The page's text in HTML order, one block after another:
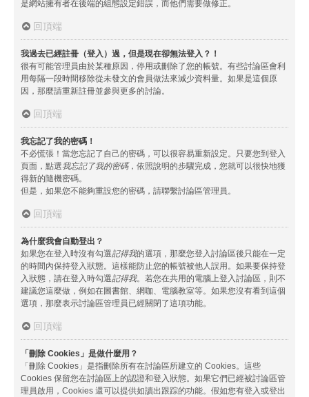
是網站擁有者在後端的組態設定錯誤，而他們需要做修正。
回頂端
我過去已經註冊（登入）過，但是現在卻無法登入？！
很有可能管理員由於某種原因，停用或刪除了您的帳號。有些討論區會利
用每隔一段時間移除從未發文的會員做法來減少資料量。如果是這個原
因，那麼請重新註冊並參與更多的討論。
回頂端
我忘記了我的密碼！
不必慌張！當您忘記了自己的密碼，可以很容易重新設定。只要您到登入
頁面，點選我忘記了我的密碼，依照說明的步驟完成，您就可以很快地獲
得新的隨機密碼。
但是，如果您不能夠重設您的密碼，請聯繫討論區管理員。
回頂端
為什麼我會自動登出？
如果您在登入時沒有勾選記得我的選項，那麼您登入討論區後只能在一定
的時間內保持登入狀態。這樣能防止您的帳號被他人誤用。如果要保持登
入狀態，請在登入時勾選記得我。若您在共用的電腦上登入討論區，則不
建議您這麼做，例如在圖書館、網咖、電腦教室等。如果您沒有看到這個
選項，那麼表示討論區管理員已經關閉了這項功能。
回頂端
「刪除 Cookies」是做什麼用？
「刪除 Cookies」是指刪除所有在討論區所建立的 Cookies。這些
Cookies 保留您在討論區上的認證和登入狀態。如果它們已經被討論區管
理員啟用，Cookies 還可以提供如讀出跟踪的功能。假如您有登入或登出